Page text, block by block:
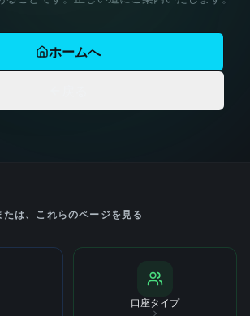
ホームへ
たは、これらのページを見る
口座タイプ